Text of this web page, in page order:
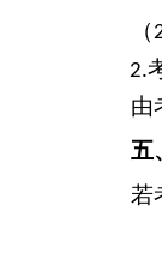
（
2.
由
五
若